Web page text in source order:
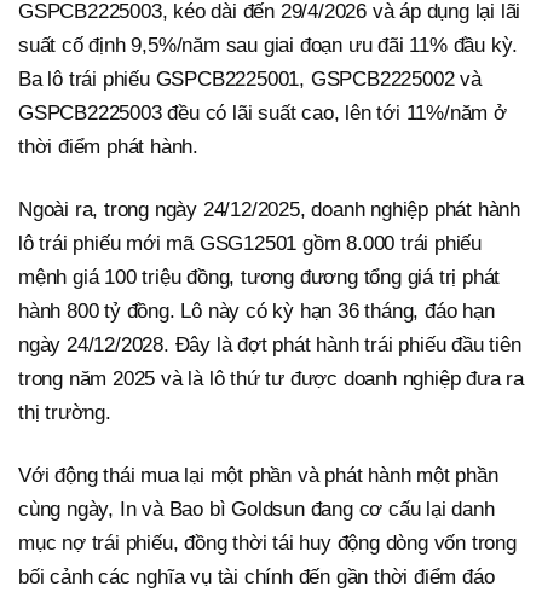
GSPCB2225003, kéo dài đến 29/4/2026 và áp dụng lại lãi
suất cố định 9,5%/năm sau giai đoạn ưu đãi 11% đầu kỳ.
Ba lô trái phiếu GSPCB2225001, GSPCB2225002 và
GSPCB2225003 đều có lãi suất cao, lên tới 11%/năm ở
thời điểm phát hành.
Ngoài ra, trong ngày 24/12/2025, doanh nghiệp phát hành
lô trái phiếu mới mã GSG12501 gồm 8.000 trái phiếu
mệnh giá 100 triệu đồng, tương đương tổng giá trị phát
hành 800 tỷ đồng. Lô này có kỳ hạn 36 tháng, đáo hạn
ngày 24/12/2028. Đây là đợt phát hành trái phiếu đầu tiên
trong năm 2025 và là lô thứ tư được doanh nghiệp đưa ra
thị trường.
Với động thái mua lại một phần và phát hành một phần
cùng ngày, In và Bao bì Goldsun đang cơ cấu lại danh
mục nợ trái phiếu, đồng thời tái huy động dòng vốn trong
bối cảnh các nghĩa vụ tài chính đến gần thời điểm đáo